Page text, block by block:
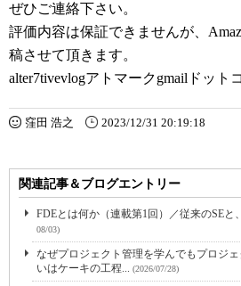
ぜひご連絡下さい。
評価内容は保証できませんが、
稿させて頂きます。
alter7tivevlogアトマークgmailドット
窪田 浩之 2023/12/31 20:19:18
関連記事＆ブログエントリー
FDEとは何か（連載第1回）／従来のSEと
08/03)
なぜプロジェクト管理を学んでもプロジ
いはケーキの工程... (2026/07/28)